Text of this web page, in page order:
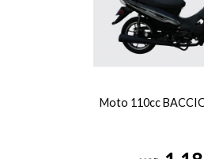
Moto 110cc